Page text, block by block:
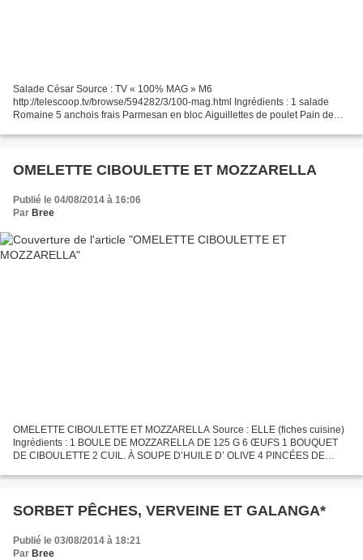
Salade César Source : TV « 100% MAG » M6
http://telescoop.tv/browse/594282/3/100-mag.html Ingrédients : 1 salade
Romaine 5 anchois frais Parmesan en bloc Aiguillettes de poulet Pain de
OMELETTE CIBOULETTE ET MOZZARELLA
Publié le 04/08/2014 à 16:06
Par Bree
OMELETTE CIBOULETTE ET MOZZARELLA Source : ELLE (fiches cuisine)
Ingrédients : 1 BOULE DE MOZZARELLA DE 125 G 6 ŒUFS 1 BOUQUET
DE CIBOULETTE 2 CUIL. À SOUPE D’HUILE D’ OLIVE 4 PINCÉES DE
mozzarella...
SORBET PÊCHES, VERVEINE ET GALANGA*
Publié le 03/08/2014 à 18:21
Par Bree